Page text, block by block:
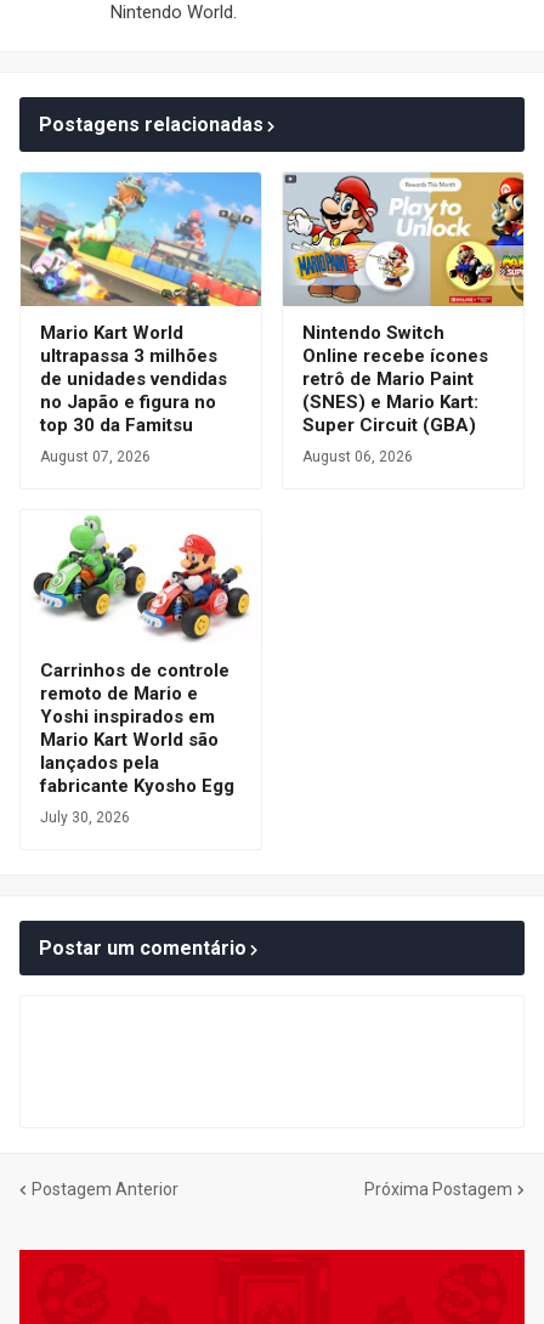
Nintendo World.
Postagens relacionadas
Mario Kart World
ultrapassa 3 milhões
de unidades vendidas
no Japão e figura no
top 30 da Famitsu
August 07, 2026
Nintendo Switch
Online recebe ícones
retrô de Mario Paint
(SNES) e Mario Kart:
Super Circuit (GBA)
August 06, 2026
Carrinhos de controle
remoto de Mario e
Yoshi inspirados em
Mario Kart World são
lançados pela
fabricante Kyosho Egg
July 30, 2026
Postar um comentário
Postagem Anterior Próxima Postagem